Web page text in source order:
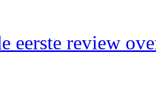
eerste review